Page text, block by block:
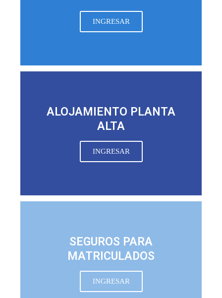
INGRESAR
ALOJAMIENTO PLANTA
ALTA
INGRESAR
SEGUROS PARA
MATRICULADOS
INGRESAR